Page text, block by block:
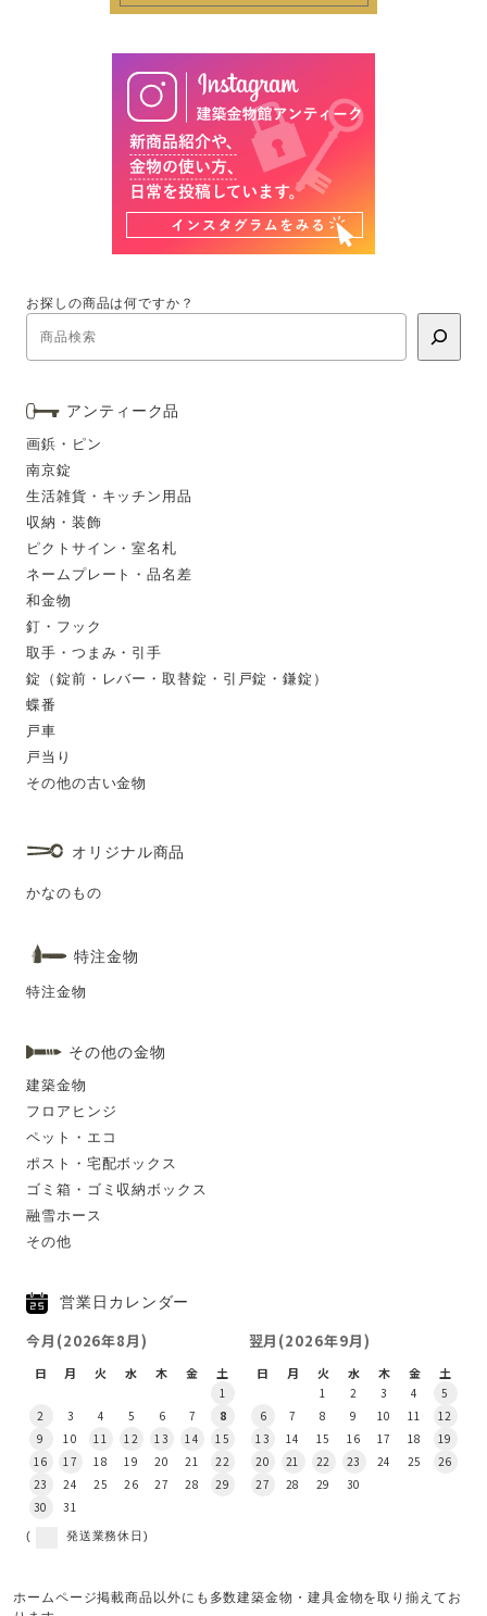
お探しの商品は何ですか？
アンティーク品
画鋲・ピン
南京錠
生活雑貨・キッチン用品
収納・装飾
ピクトサイン・室名札
ネームプレート・品名差
和金物
釘・フック
取手・つまみ・引手
錠（錠前・レバー・取替錠・引戸錠・鎌錠）
蝶番
戸車
戸当り
その他の古い金物
オリジナル商品
かなのもの
特注金物
特注金物
その他の金物
建築金物
フロアヒンジ
ペット・エコ
ポスト・宅配ボックス
ゴミ箱・ゴミ収納ボックス
融雪ホース
その他
営業日カレンダー
今月(2026年8月)
日 月 火 水 木 金 土
1
2
3 4 5 6 7
8
9
10 11 12 13 14
15
16
17 18 19 20 21
22
23
24 25 26 27 28
29
30
31
翌月(2026年9月)
日 月 火 水 木 金 土
1 2 3 4
5
6
7 8 9 10 11
12
13
14 15 16 17 18
19
20
21 22 23 24 25
26
27
28 29 30
( 発送業務休日)
ホームページ掲載商品以外にも多数建築金物・建具金物を取り揃えてお